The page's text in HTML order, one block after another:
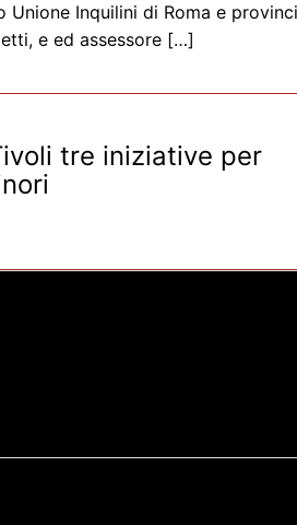
Unione Inquilini di Roma e
e ed assessore […]
tre iniziative per